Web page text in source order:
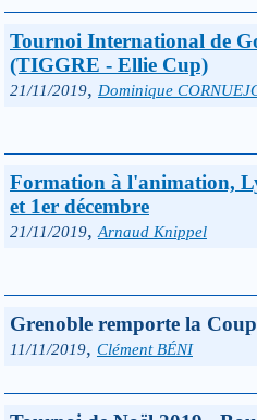
Tournoi International de
(TIGGRE - Ellie Cup)
21/11/2019, Dominique
Formation à l'animation,
et 1er décembre
21/11/2019, Arnaud Knippel
Grenoble remporte la
11/11/2019, Clément BÉNI